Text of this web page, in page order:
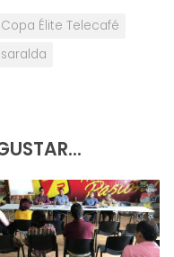
Copa Élite Telecafé